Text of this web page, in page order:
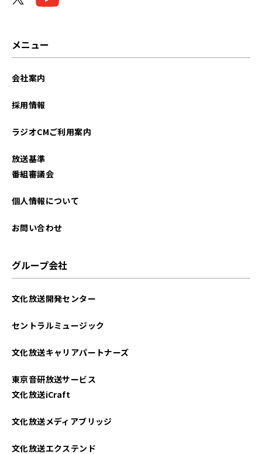
2025年08月
2025年05月
2024年12月
2024年11月
メニュー
会社案内
採用情報
ラジオCMご利用案内
放送基準
番組審議会
個人情報について
お問い合わせ
グループ会社
文化放送開発センター
セントラルミュージック
文化放送キャリアパートナーズ
東京音研放送サービス
文化放送iCraft
文化放送メディアブリッジ
文化放送エクステンド